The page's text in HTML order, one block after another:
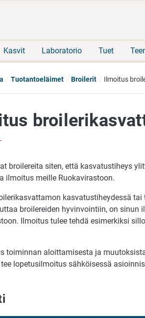
Kasvit Laboratorio Tuet
Tuotantoeläimet Broilerit Ilmoitus
broilereita siten, että kasvatustiheys
ilmoitus meille Ruokavirastoon.
kasvatustiheydessä
broilereiden hyvinvointiin, on sinun
Ilmoitus tulee tehdä esimerkiksi
toiminnan aloittamisesta ja
lopetusilmoitus sähköisessä